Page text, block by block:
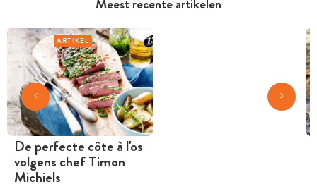
ARTIKEL
De perfecte côte à l'os
volgens chef Timon
Michiels